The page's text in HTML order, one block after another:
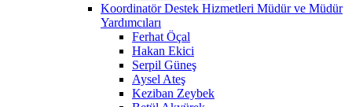
Koordinatör Destek Hizmetleri Müdür ve Müdür
Yardımcıları
Ferhat Öçal
Hakan Ekici
Serpil Güneş
Aysel Ateş
Keziban Zeybek